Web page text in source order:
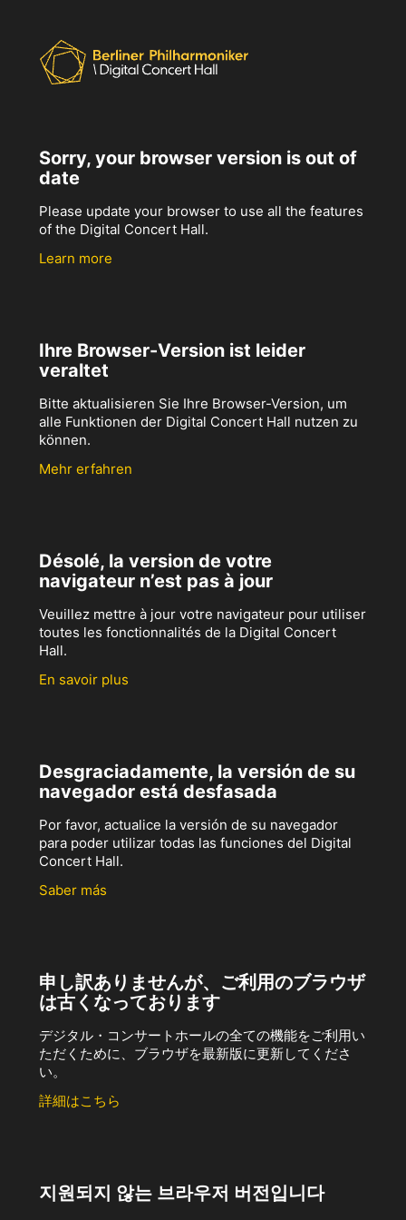
Sorry, your browser version is out of
date
Please update your browser to use all the features
of the Digital Concert Hall.
Learn more
Ihre Browser-Version ist leider
veraltet
Bitte aktualisieren Sie Ihre Browser-Version, um
alle Funktionen der Digital Concert Hall nutzen zu
können.
Mehr erfahren
Désolé, la version de votre
navigateur n’est pas à jour
Veuillez mettre à jour votre navigateur pour utiliser
toutes les fonctionnalités de la Digital Concert
Hall.
En savoir plus
Desgraciadamente, la versión de su
navegador está desfasada
Por favor, actualice la versión de su navegador
para poder utilizar todas las funciones del Digital
Concert Hall.
Saber más
申し訳ありませんが、ご利用のブラウザ
は古くなっております
デジタル・コンサートホールの全ての機能をご利用い
ただくために、ブラウザを最新版に更新してくださ
い。
詳細はこちら
지원되지 않는 브라우저 버전입니다